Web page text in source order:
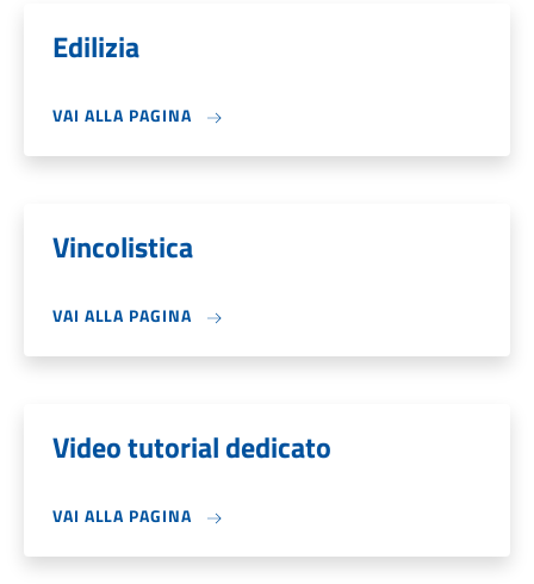
Edilizia
VAI ALLA PAGINA
Vincolistica
VAI ALLA PAGINA
Video tutorial dedicato
VAI ALLA PAGINA